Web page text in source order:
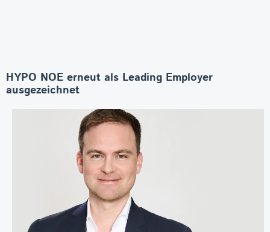
HYPO NOE erneut als Leading Employer
ausgezeichnet